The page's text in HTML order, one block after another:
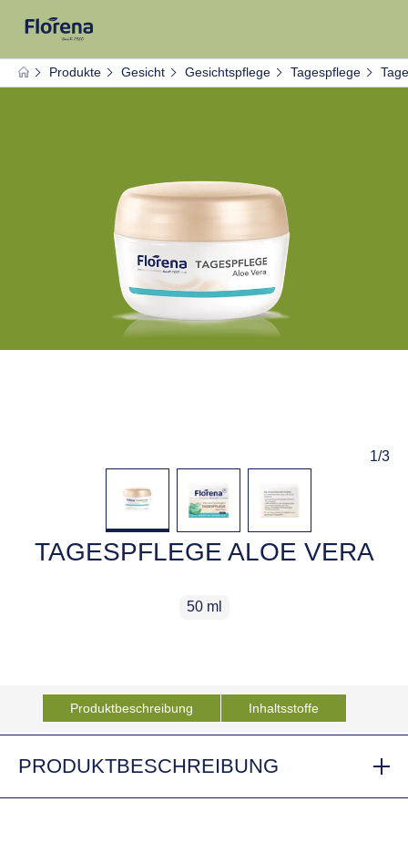
Produkte Gesicht Gesichtspflege Tagespflege
1/3
TAGESPFLEGE ALOE VERA
50 ml
Produktbeschreibung Inhaltsstoffe
PRODUKTBESCHREIBUNG
Die hochwirksame Gesichtscreme mit natürlicher